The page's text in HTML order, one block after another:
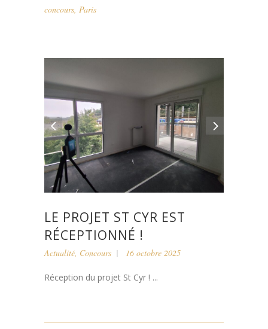
concours, Paris
LE PROJET ST CYR EST
RÉCEPTIONNÉ !
Actualité, Concours 16 octobre 2025
Réception du projet St Cyr ! ...